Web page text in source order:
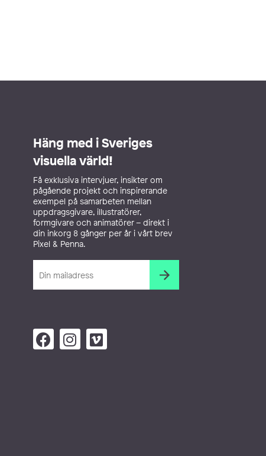
Häng med i Sveriges
visuella värld!
Få exklusiva intervjuer, insikter om
pågående projekt och inspirerande
exempel på samarbeten mellan
uppdragsgivare, illustratörer,
formgivare och animatörer – direkt i
din inkorg 8 gånger per år i vårt brev
Pixel & Penna.